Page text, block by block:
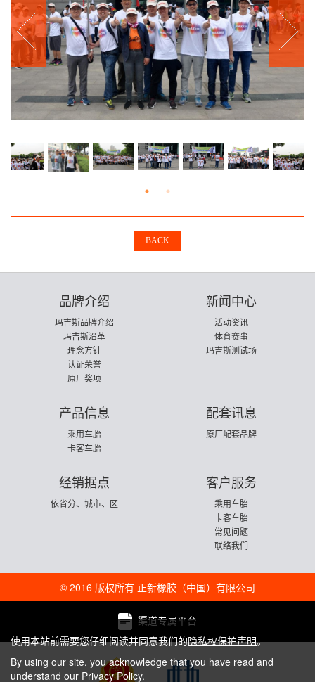
BACK
品牌介绍
玛吉斯品牌介绍
玛吉斯沿革
理念方针
认证荣誉
原厂奖项
新闻中心
活动资讯
体育赛事
玛吉斯测试场
产品信息
乘用车胎
卡客车胎
配套讯息
原厂配套品牌
经销据点
依省分、城市、区
客户服务
乘用车胎
卡客车胎
常见问题
联络我们
© 2016 版权所有 正新橡胶（中国）有限公司
渠道专属平台
使用本站前需要您仔细阅读并同意我们的隐私权保护声明。
By using our site, you acknowledge that you have read and
understand our Privacy Policy.